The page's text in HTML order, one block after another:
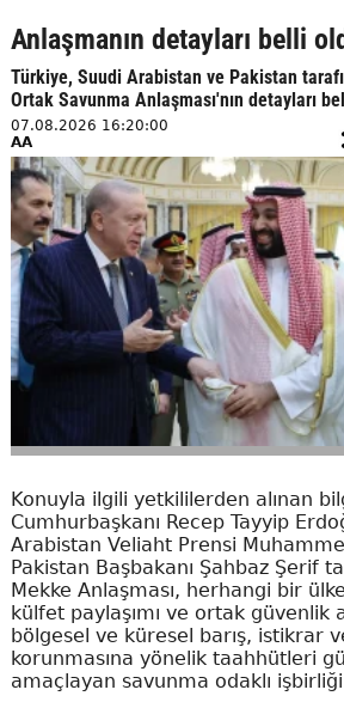
Anlaşmanın detayları belli
Türkiye, Suudi Arabistan ve Pakistan
Ortak Savunma Anlaşması'nın detayları
07.08.2026 16:20:00
AA
Konuyla ilgili yetkililerden alınan
Cumhurbaşkanı Recep Tayyip
Arabistan Veliaht Prensi
Pakistan Başbakanı Şahbaz Şerif
Mekke Anlaşması, herhangi bir
külfet paylaşımı ve ortak güvenlik
bölgesel ve küresel barış, istikrar
korunmasına yönelik taahhütleri
amaçlayan savunma odaklı